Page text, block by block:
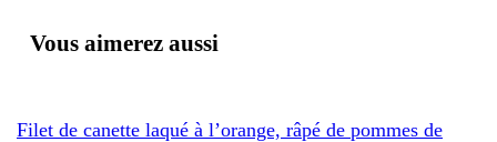
Vous aimerez aussi
Filet de canette laqué à l’orange, râpé de pommes de